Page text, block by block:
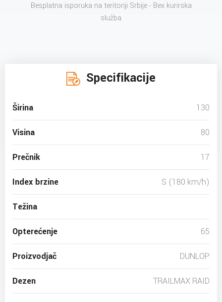
Besplatna isporuka na teritoriji Srbije - Bex kurirska
služba
Specifikacije
Širina 130
Visina 80
Prečnik 17
Index brzine S (180 km/h)
Težina
Opterećenje 65
Proizvodjač DUNLOP
Dezen TRAILMAX RAID